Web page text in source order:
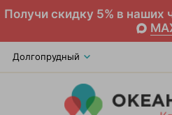
Получи скидку 5% в наших
Долгопрудный